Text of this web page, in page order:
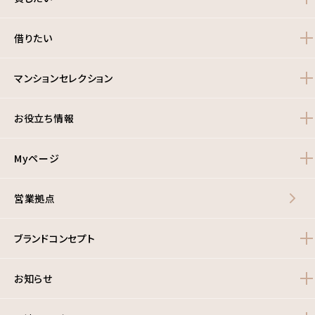
借りたい
マンションセレクション
お役立ち情報
Myページ
営業拠点
ブランドコンセプト
お知らせ